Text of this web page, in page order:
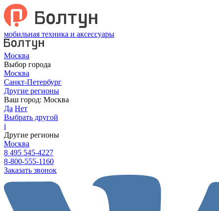
мобильная техника и аксессуары
Москва
Выбор города
Москва
Санкт-Петербург
Другие регионы
Ваш город: Москва
Да Нет
Выбрать другой
i
Другие регионы
Москва
8 495 545-4227
8-800-555-1160
Заказать звонок